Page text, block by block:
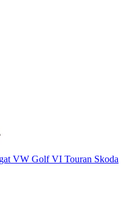
VW Golf VI Touran Skoda